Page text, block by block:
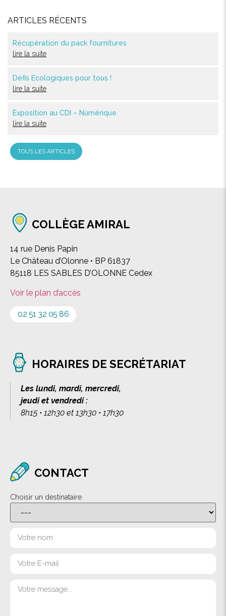
ARTICLES RÉCENTS
Récupération du pack fournitures
lire la suite
Défis Ecologiques pour tous !
lire la suite
Exposition au CDI – Numérique
lire la suite
TOUS LES ARTICLES
COLLÈGE AMIRAL
14 rue Denis Papin
Le Château d’Olonne • BP 61837
85118 LES SABLES D’OLONNE Cedex
Voir le plan d’accès
02 51 32 05 86
HORAIRES DE SECRÉTARIAT
Les lundi, mardi, mercredi,
jeudi et vendredi :
8h15 • 12h30 et 13h30 • 17h30
CONTACT
Choisir un destinataire